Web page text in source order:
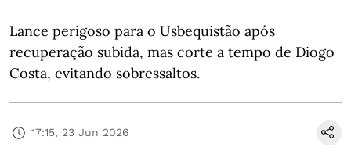
Lance perigoso para o Usbequistão após
recuperação subida, mas corte a tempo de Diogo
Costa, evitando sobressaltos.
17:15, 23 Jun 2026